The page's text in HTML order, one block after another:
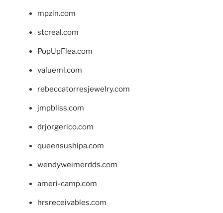
mpzin.com
stcreal.com
PopUpFlea.com
valueml.com
rebeccatorresjewelry.com
jmpbliss.com
drjorgerico.com
queensushipa.com
wendyweimerdds.com
ameri-camp.com
hrsreceivables.com